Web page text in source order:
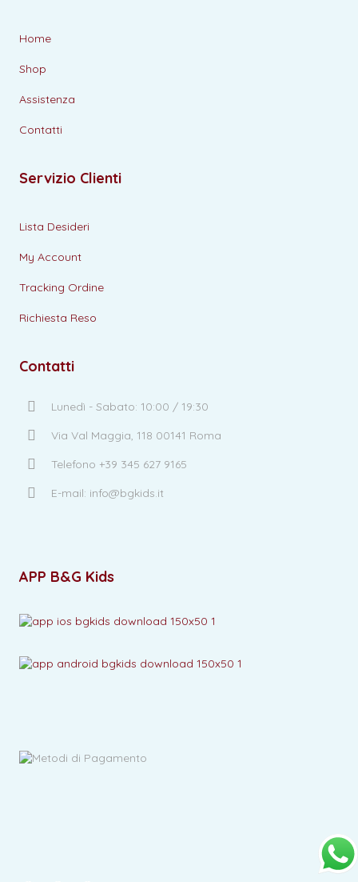
Home
Shop
Assistenza
Contatti
Servizio Clienti
Lista Desideri
My Account
Tracking Ordine
Richiesta Reso
Contatti
Lunedì - Sabato: 10:00 / 19:30
Via Val Maggia, 118 00141 Roma
Telefono +39 345 627 9165
E-mail: info@bgkids.it
APP B&G Kids